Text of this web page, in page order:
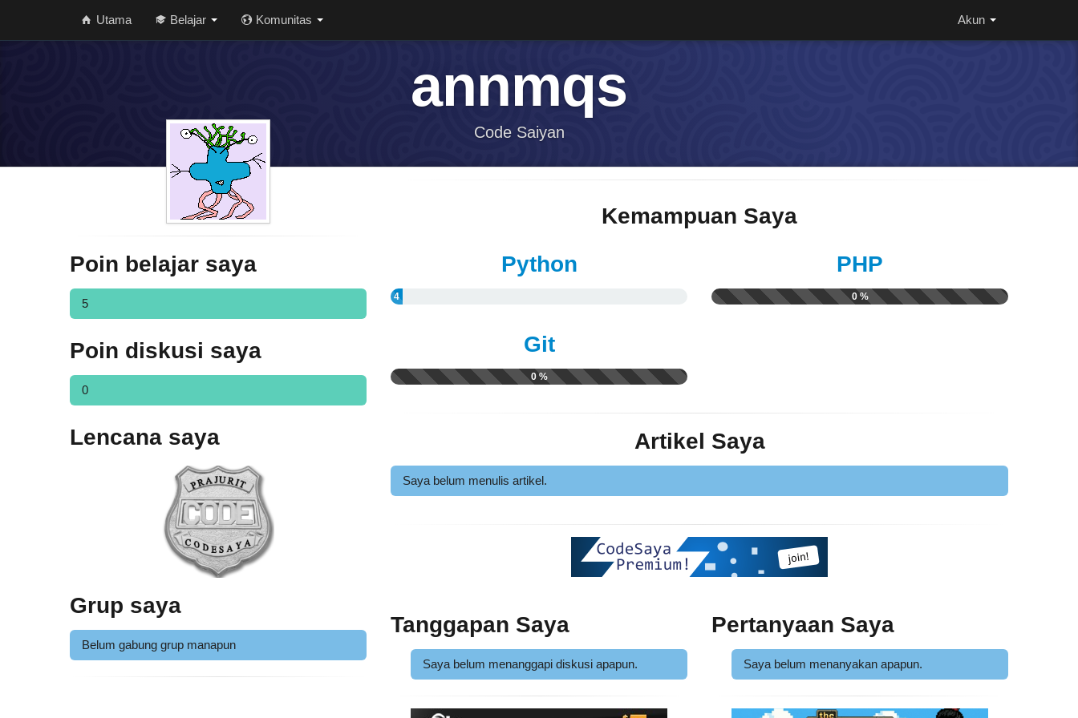
Utama Belajar Komunitas Akun
annmqs
Code Saiyan
Poin belajar saya
5
Poin diskusi saya
0
Lencana saya
Grup saya
Belum gabung grup manapun
Kemampuan Saya
Python
4
PHP
0 %
Git
0 %
Artikel Saya
Saya belum menulis artikel.
Tanggapan Saya
Saya belum menanggapi diskusi apapun.
Pertanyaan Saya
Saya belum menanyakan apapun.